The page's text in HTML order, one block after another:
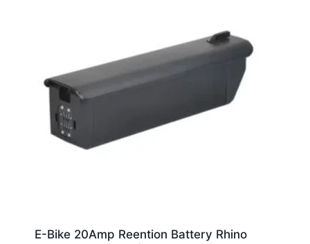
E-Bike 20Amp Reention Battery Rhino